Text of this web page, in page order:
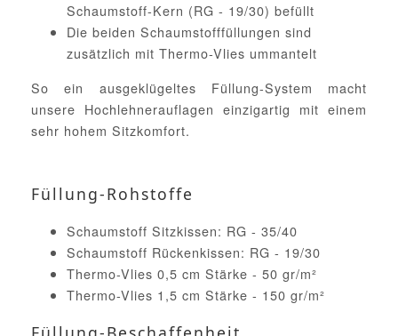
Schaumstoff-Kern (RG - 19/30) befüllt
Die beiden Schaumstofffüllungen sind
zusätzlich mit Thermo-Vlies ummantelt
So ein ausgeklügeltes Füllung-System macht
unsere Hochlehnerauflagen einzigartig mit einem
sehr hohem Sitzkomfort.
Füllung-Rohstoffe
Schaumstoff Sitzkissen: RG - 35/40
Schaumstoff Rückenkissen: RG - 19/30
Thermo-Vlies 0,5 cm Stärke - 50 gr/m²
Thermo-Vlies 1,5 cm Stärke - 150 gr/m²